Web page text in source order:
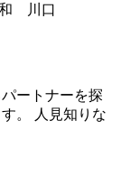
川口
ートナーを探
。 人見知りな